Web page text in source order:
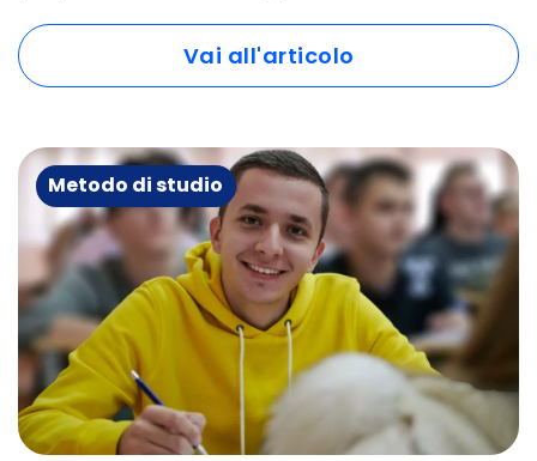
Vai all'articolo
Metodo di studio